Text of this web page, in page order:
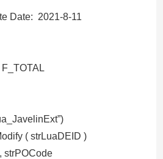
Date: 2021-8-11
( strLuaDEID )
strPOCode